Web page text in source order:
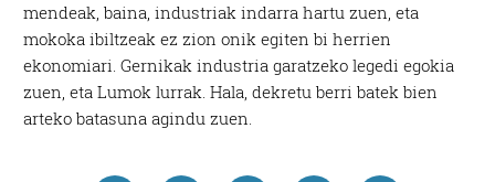
mendeak, baina, industriak indarra hartu zuen, eta
mokoka ibiltzeak ez zion onik egiten bi herrien
ekonomiari. Gernikak industria garatzeko legedi egokia
zuen, eta Lumok lurrak. Hala, dekretu berri batek bien
arteko batasuna agindu zuen.